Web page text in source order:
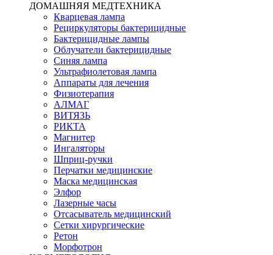
ДОМАШНЯЯ МЕДТЕХНИКА
Кварцевая лампа
Рециркуляторы бактерицидные
Бактерицидные лампы
Облучатели бактерицидные
Синяя лампа
Ультрафиолетовая лампа
Аппараты для лечения
Физиотерапия
АЛМАГ
ВИТЯЗЬ
РИКТА
Магнитер
Ингаляторы
Шприц-ручки
Перчатки медицинские
Маска медицинская
Элфор
Лазерные часы
Отсасыватель медицинский
Сетки хирургические
Ретон
Морфотрон